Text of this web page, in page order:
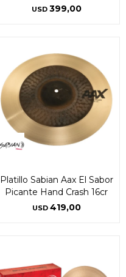
USD 399,00
Platillo Sabian Aax El Sabor
Picante Hand Crash 16cr
USD 419,00